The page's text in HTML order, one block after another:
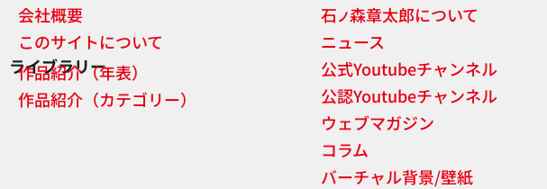
会社概要
このサイトについて
ライブラリー
作品紹介（年表）
作品紹介（カテゴリー）
石ノ森章太郎について
ニュース
公式Youtubeチャンネル
公認Youtubeチャンネル
ウェブマガジン
コラム
バーチャル背景/壁紙